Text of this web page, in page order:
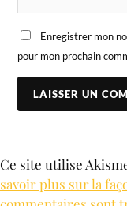
Enregistrer mon
pour mon prochain
Ce site utilise
savoir plus sur la